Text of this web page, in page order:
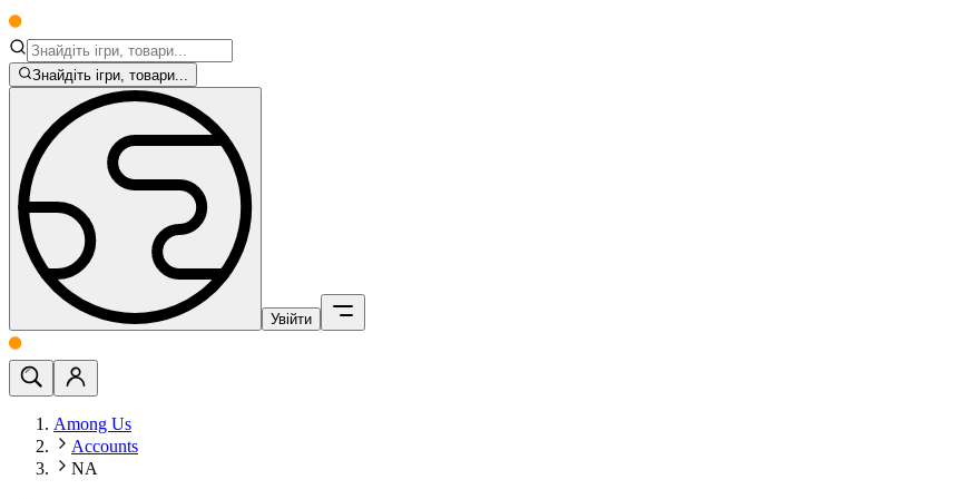
Знайдіть ігри, товари...
Увійти
Among Us
Accounts
NA